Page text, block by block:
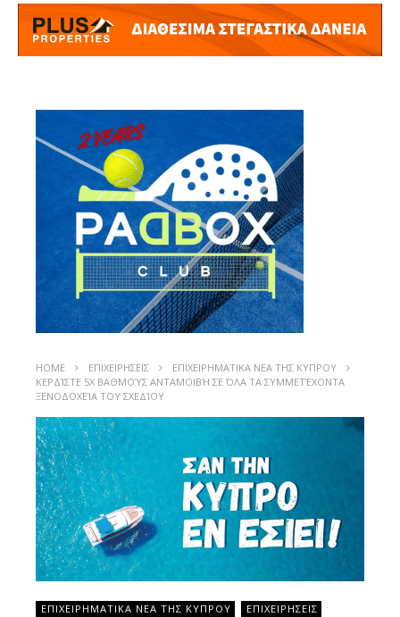
HOME ΕΠΙΧΕΙΡΗΣΕΙΣ
ΕΠΙΧΕΙΡΗΜΑΤΙΚΑ ΝΕΑ ΤΗΣ ΚΥΠΡΟΥ
ΚΕΡΔΊΣΤΕ 5X ΒΑΘΜΟΎΣ ΑΝΤΑΜΟΙΒΉ ΣΕ ΌΛΑ ΤΑ ΣΥΜΜΕΤΈΧΟΝΤΑ
ΞΕΝΟΔΟΧΕΊΑ ΤΟΥ ΣΧΕΔΊΟΥ
ΕΠΙΧΕΙΡΗΜΑΤΙΚΑ ΝΕΑ ΤΗΣ ΚΥΠΡΟΥ ΕΠΙΧΕΙΡΗΣΕΙΣ